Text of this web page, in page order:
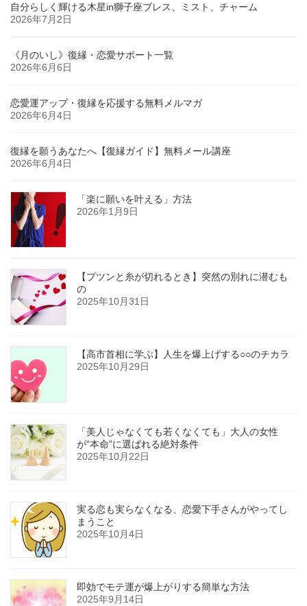
自分らしく輝ける木星in獅子座ブレス、ミスト、チャーム
2026年7月2日
《月のいし》復縁・恋愛サポート一覧
2026年6月6日
恋愛運アップ・復縁を応援する無料メルマガ
2026年6月4日
復縁を願うあなたへ【復縁ガイド】無料メール講座
2026年6月4日
「楽に願いを叶える」方法
2026年1月9日
【プツンと糸が切れるとき】突然の別れに潜むも
の
2025年10月31日
【高市首相に学ぶ】人生を爆上げする○○のチカラ
2025年10月29日
「美人じゃなくても若くなくても」大人の女性
が“本命”に選ばれる絶対条件
2025年10月22日
実る恋も実らなくなる、恋愛下手さんがやってし
まうこと
2025年10月4日
即効でモテ運が爆上がりする簡単な方法
2025年9月14日